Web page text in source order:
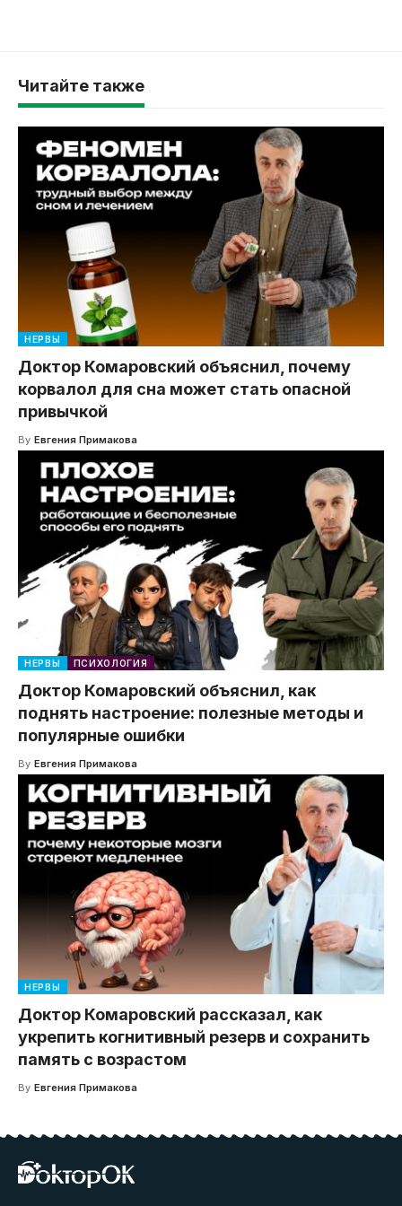
Читайте также
НЕРВЫ
Доктор Комаровский объяснил, почему
корвалол для сна может стать опасной
привычкой
By Евгения Примакова
НЕРВЫ ПСИХОЛОГИЯ
Доктор Комаровский объяснил, как
поднять настроение: полезные методы и
популярные ошибки
By Евгения Примакова
НЕРВЫ
Доктор Комаровский рассказал, как
укрепить когнитивный резерв и сохранить
память с возрастом
By Евгения Примакова